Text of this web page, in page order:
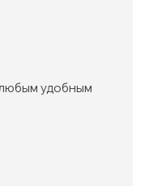
удобным